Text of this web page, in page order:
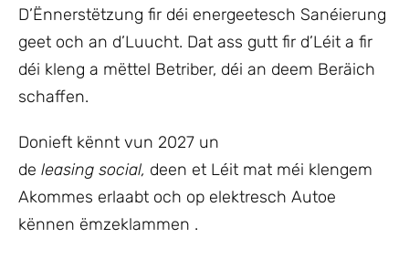
D’Ënnerstëtzung fir déi energeetesch Sanéierung
geet och an d’Luucht. Dat ass gutt fir d’Léit a fir
déi kleng a mëttel Betriber, déi an deem Beräich
schaffen.
Donieft kënnt vun 2027 un
de leasing social, deen et Léit mat méi klengem
Akommes erlaabt och op elektresch Autoe
kënnen ëmzeklammen .